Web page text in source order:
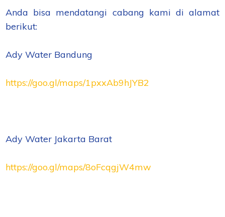
Anda bisa mendatangi cabang kami di alamat
berikut:
Ady Water Bandung
https://goo.gl/maps/1pxxAb9hJYB2
Ady Water Jakarta Barat
https://goo.gl/maps/8oFcqgjW4mw